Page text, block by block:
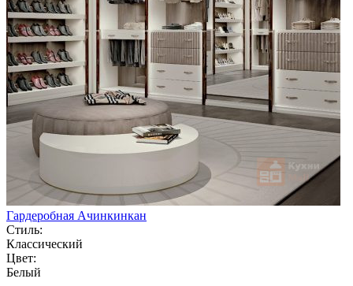
Гардеробная Ачинкинкан
Стиль:
Классический
Цвет:
Белый